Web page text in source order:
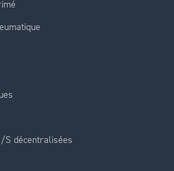
S décentralisées